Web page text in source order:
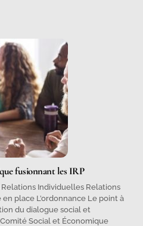
fusionnant les IRP
Individuelles Relations
place L’ordonnance Le point à
du dialogue social et
Social et Économique